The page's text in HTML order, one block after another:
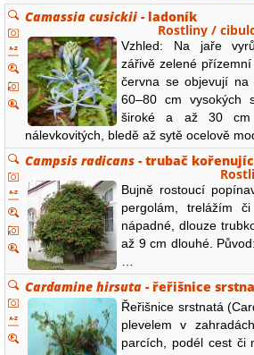
Camassia cusickii - ladoník
Rostliny /
Vzhled: Na jaře
zářivě zelené
června se objevují na
60–80 cm vysokých
široké a až 30 cm
nálevkovitých, bledě až sytě ocelově
Campsis radicans - trubač
Bujně rostoucí
pergolám, trelážím
nápadné, dlouze
až 9 cm dlouhé.
Cardamine hirsuta - řeřišnice
Řeřišnice srstnatá
plevelem v
parcích, podél cest či